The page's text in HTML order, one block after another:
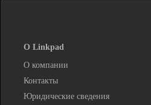
О Linkpad
О компании
Контакты
Юридические сведения